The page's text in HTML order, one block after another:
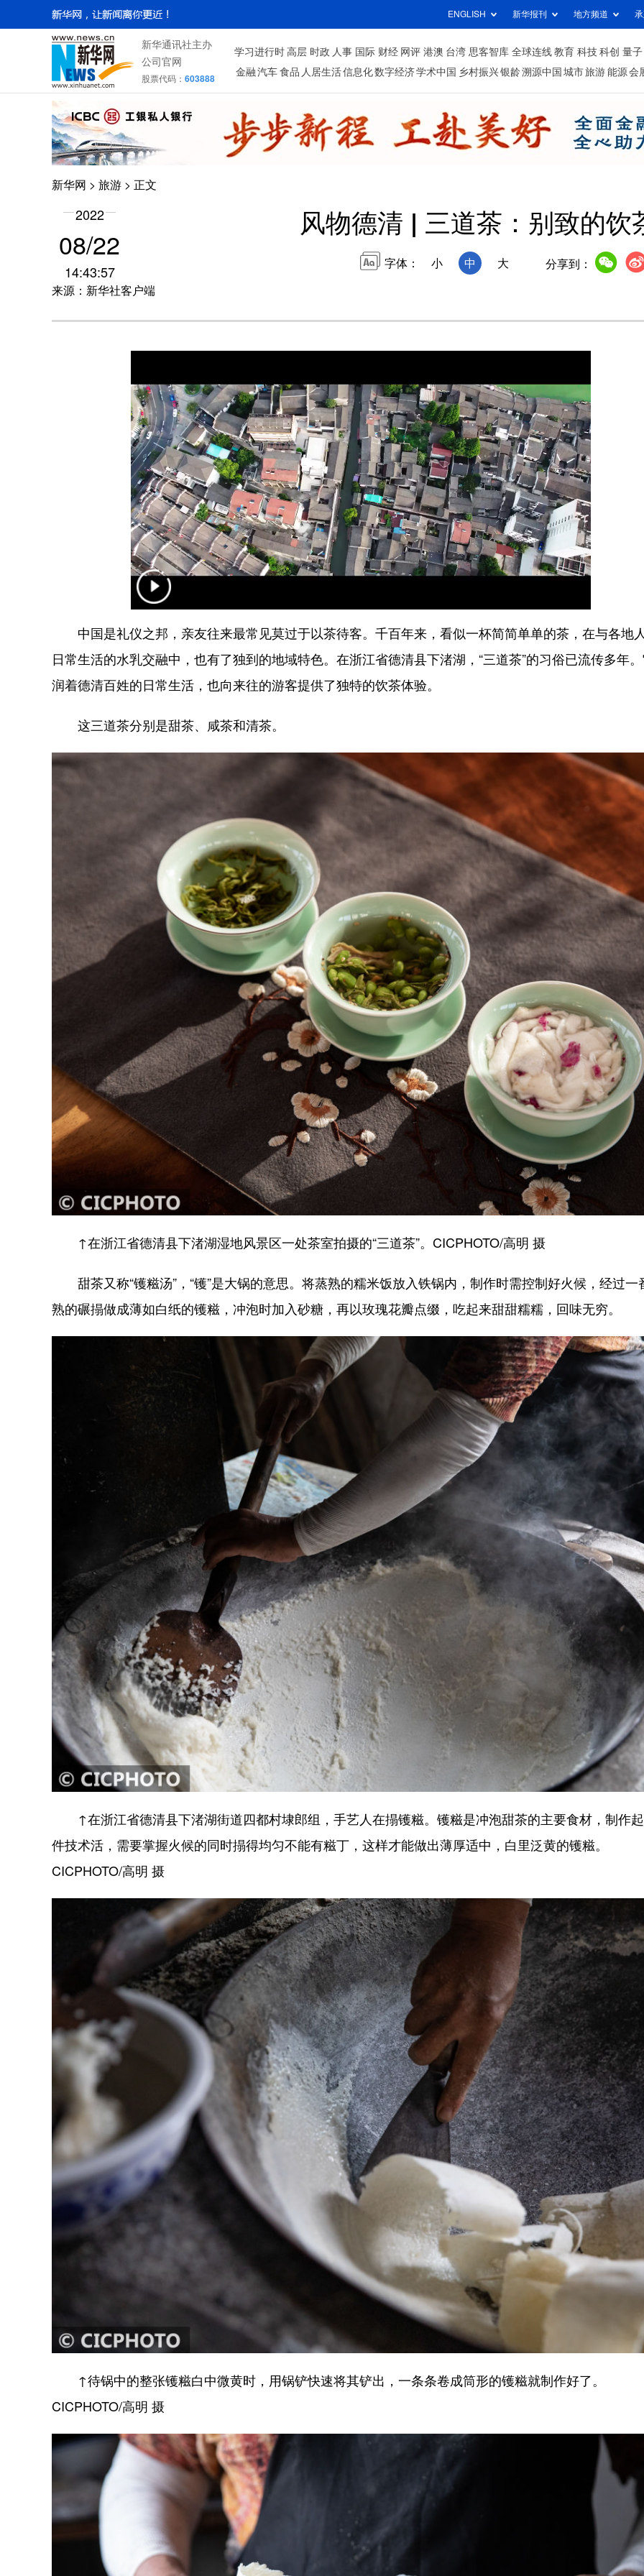
ENGLISH 新华报刊 地方频道
新华通讯社主办
公司官网
股票代码： 603888
学习进行时 高层 时政 人事 国际 财经 网评 港澳 台湾 思客智库 全球连线 教育 科技 科创 量子
金融 汽车 食品 人居生活信息化数字经济学术中国 乡村振兴银龄溯源中国 城市旅游 能源 会
新华网 > 旅游 > 正文
2022
08/22
14:43:57
来源：新华社客户端
风物德清 | 三道茶：别致的饮
字体： 小 中 大 分享到：
中国是礼仪之邦，亲友往来最常见莫过于以茶待客。千百年来，看似一杯简简单单的茶，在与各地
日常生活的水乳交融中，也有了独到的地域特色。在浙江省德清县下渚湖，“三道茶”的习俗已流传多年
润着德清百姓的日常生活，也向来往的游客提供了独特的饮茶体验。
这三道茶分别是甜茶、咸茶和清茶。
↑在浙江省德清县下渚湖湿地风景区一处茶室拍摄的“三道茶”。CICPHOTO/高明 摄
甜茶又称“镬糍汤”，“镬”是大锅的意思。将蒸熟的糯米饭放入铁锅内，制作时需控制好火候，经过一
熟的碾搨做成薄如白纸的镬糍，冲泡时加入砂糖，再以玫瑰花瓣点缀，吃起来甜甜糯糯，回味无穷。
↑在浙江省德清县下渚湖街道四都村埭郎组，手艺人在搨镬糍。镬糍是冲泡甜茶的主要食材，制作
件技术活，需要掌握火候的同时搨得均匀不能有糍丁，这样才能做出薄厚适中，白里泛黄的镬糍。
CICPHOTO/高明 摄
↑待锅中的整张镬糍白中微黄时，用锅铲快速将其铲出，一条条卷成筒形的镬糍就制作好了。
CICPHOTO/高明 摄